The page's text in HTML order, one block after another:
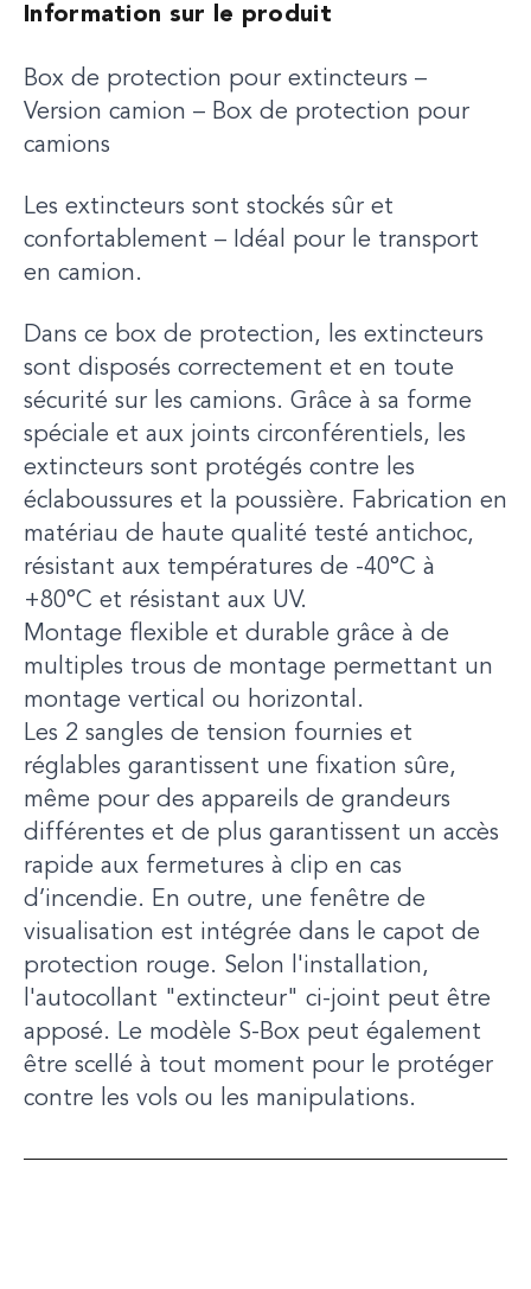
Information sur le produit
Box de protection pour extincteurs –
Version camion – Box de protection pour
camions
Les extincteurs sont stockés sûr et
confortablement – Idéal pour le transport
en camion.
Dans ce box de protection, les extincteurs
sont disposés correctement et en toute
sécurité sur les camions. Grâce à sa forme
spéciale et aux joints circonférentiels, les
extincteurs sont protégés contre les
éclaboussures et la poussière. Fabrication en
matériau de haute qualité testé antichoc,
résistant aux températures de -40°C à
+80°C et résistant aux UV.
Montage flexible et durable grâce à de
multiples trous de montage permettant un
montage vertical ou horizontal.
Les 2 sangles de tension fournies et
réglables garantissent une fixation sûre,
même pour des appareils de grandeurs
différentes et de plus garantissent un accès
rapide aux fermetures à clip en cas
d’incendie. En outre, une fenêtre de
visualisation est intégrée dans le capot de
protection rouge. Selon l'installation,
l'autocollant "extincteur" ci-joint peut être
apposé. Le modèle S-Box peut également
être scellé à tout moment pour le protéger
contre les vols ou les manipulations.